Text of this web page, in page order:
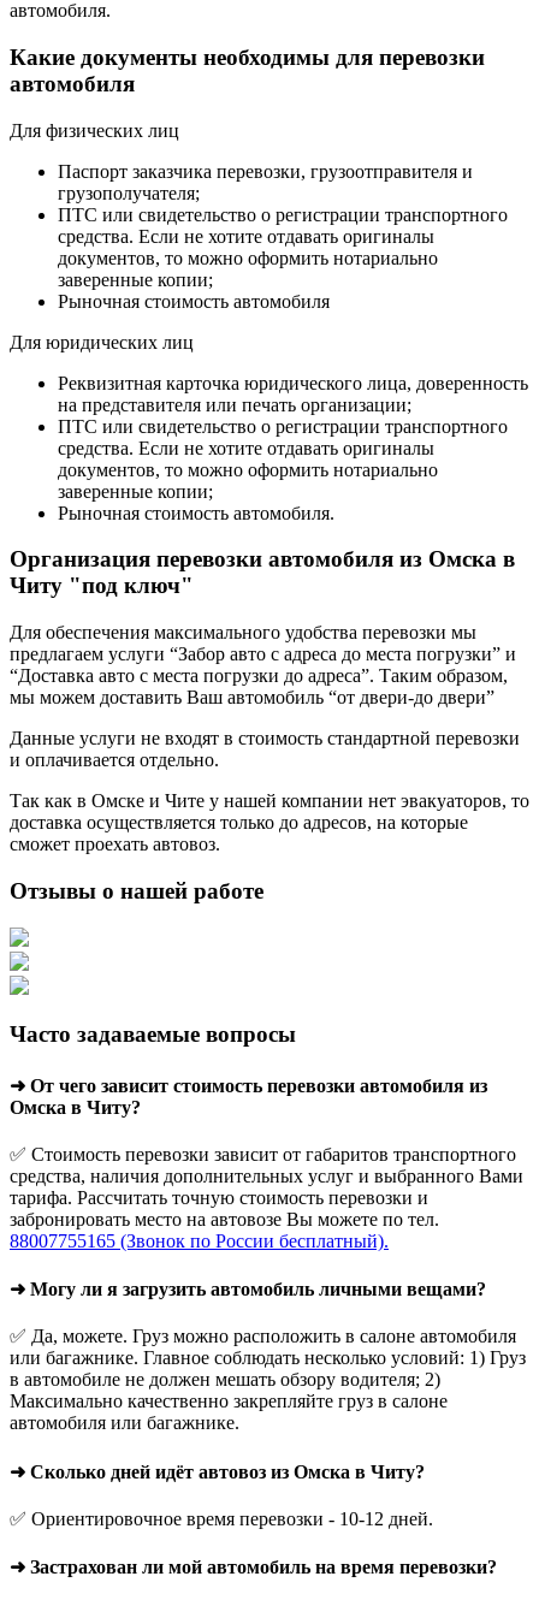
автомобиля.
Какие документы необходимы для перевозки
автомобиля
Для физических лиц
Паспорт заказчика перевозки, грузоотправителя и
грузополучателя;
ПТС или свидетельство о регистрации транспортного
средства. Если не хотите отдавать оригиналы
документов, то можно оформить нотариально
заверенные копии;
Рыночная стоимость автомобиля
Для юридических лиц
Реквизитная карточка юридического лица, доверенность
на представителя или печать организации;
ПТС или свидетельство о регистрации транспортного
средства. Если не хотите отдавать оригиналы
документов, то можно оформить нотариально
заверенные копии;
Рыночная стоимость автомобиля.
Организация перевозки автомобиля из Омска в
Читу "под ключ"
Для обеспечения максимального удобства перевозки мы
предлагаем услуги “Забор авто с адреса до места погрузки” и
“Доставка авто с места погрузки до адреса”. Таким образом,
мы можем доставить Ваш автомобиль “от двери-до двери”
Данные услуги не входят в стоимость стандартной перевозки
и оплачивается отдельно.
Так как в Омске и Чите у нашей компании нет эвакуаторов, то
доставка осуществляется только до адресов, на которые
сможет проехать автовоз.
Отзывы о нашей работе
Часто задаваемые вопросы
➜ От чего зависит стоимость перевозки автомобиля из
Омска в Читу?
✅ Стоимость перевозки зависит от габаритов транспортного
средства, наличия дополнительных услуг и выбранного Вами
тарифа. Рассчитать точную стоимость перевозки и
забронировать место на автовозе Вы можете по тел.
88007755165 (Звонок по России бесплатный).
➜ Могу ли я загрузить автомобиль личными вещами?
✅ Да, можете. Груз можно расположить в салоне автомобиля
или багажнике. Главное соблюдать несколько условий: 1) Груз
в автомобиле не должен мешать обзору водителя; 2)
Максимально качественно закрепляйте груз в салоне
автомобиля или багажнике.
➜ Сколько дней идёт автовоз из Омска в Читу?
✅ Ориентировочное время перевозки - 10-12 дней.
➜ Застрахован ли мой автомобиль на время перевозки?